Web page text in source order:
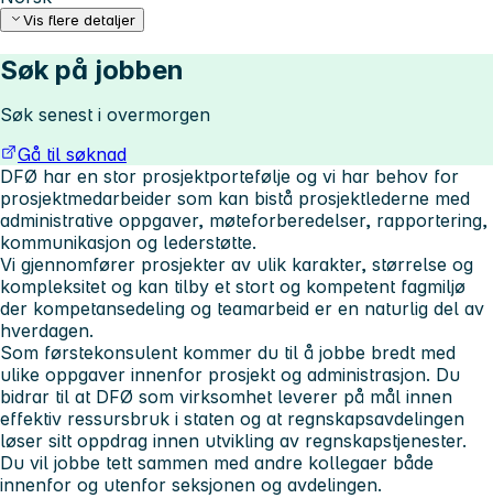
Vis flere detaljer
Søk på jobben
Søk senest i overmorgen
Gå til søknad
DFØ har en stor prosjektportefølje og vi har behov for
prosjektmedarbeider som kan bistå prosjektlederne med
administrative oppgaver, møteforberedelser, rapportering,
kommunikasjon og lederstøtte.
Vi gjennomfører prosjekter av ulik karakter, størrelse og
kompleksitet og kan tilby et stort og kompetent fagmiljø
der kompetansedeling og teamarbeid er en naturlig del av
hverdagen.
Som førstekonsulent kommer du til å jobbe bredt med
ulike oppgaver innenfor prosjekt og administrasjon. Du
bidrar til at DFØ som virksomhet leverer på mål innen
effektiv ressursbruk i staten og at regnskapsavdelingen
løser sitt oppdrag innen utvikling av regnskapstjenester.
Du vil jobbe tett sammen med andre kollegaer både
innenfor og utenfor seksjonen og avdelingen.